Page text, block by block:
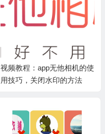
视频教程：app无他相机的使
用技巧，关闭水印的方法